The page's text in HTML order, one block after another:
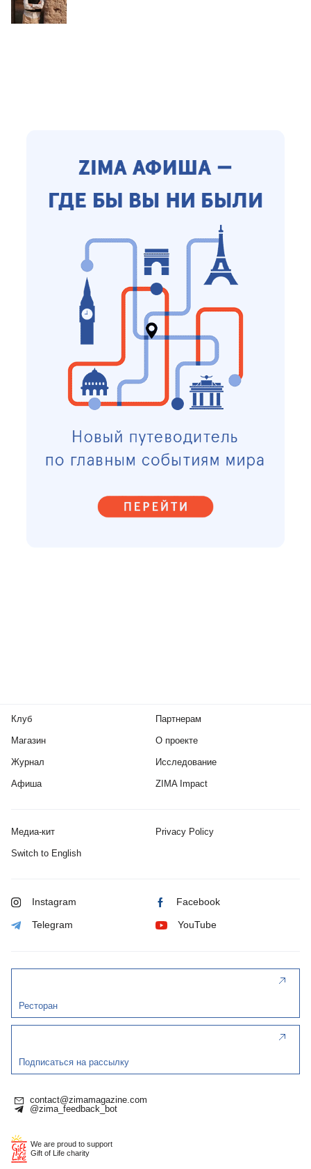
Клуб
Магазин
Журнал
Афиша
Партнерам
О проекте
Исследование
ZIMA Impact
Медиа-кит Privacy Policy
Switch to English
Instagram Facebook
Telegram YouTube
Ресторан
Подписаться на рассылку
contact@zimamagazine.com
@zima_feedback_bot
We are proud to support
Gift of Life charity